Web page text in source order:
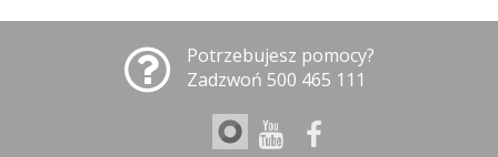
Potrzebujesz pomocy?
Zadzwoń 500 465 111